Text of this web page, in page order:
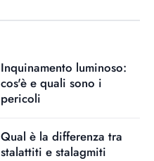
Inquinamento luminoso:
cos'è e quali sono i
pericoli
Qual è la differenza tra
stalattiti e stalagmiti